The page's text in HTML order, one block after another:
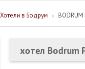
Хотели в Бодрум BODRUM
хотел Bodrum